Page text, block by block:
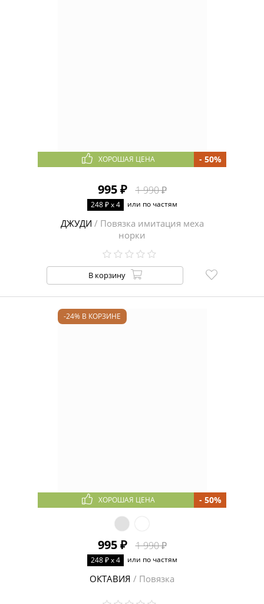
ХОРОШАЯ ЦЕНА
995 ₽ 1 990 ₽
- 50%
248 ₽ x 4 или по частям
ДЖУДИ / Повязка имитация меха
норки
В корзину
-24% В КОРЗИНЕ
ХОРОШАЯ ЦЕНА
995 ₽ 1 990 ₽
- 50%
248 ₽ x 4 или по частям
ОКТАВИЯ / Повязка